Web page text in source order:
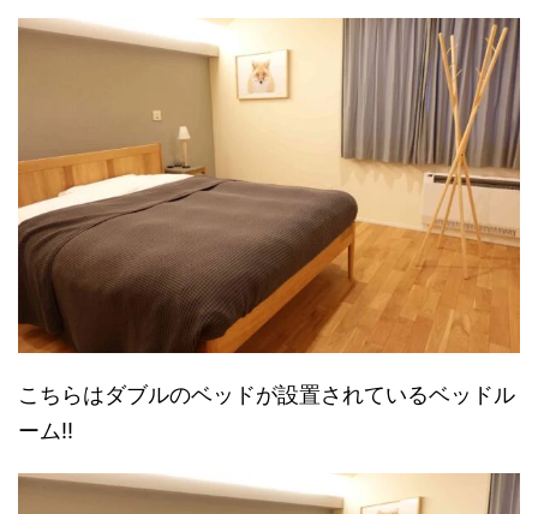
こちらはダブルのベッドが設置されているベッドル
ーム!!